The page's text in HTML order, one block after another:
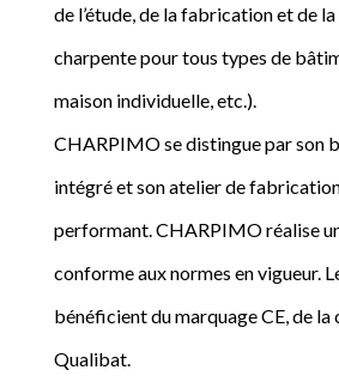
de l’étude, de la fabrication et de
charpente pour tous types de
maison individuelle, etc.).
CHARPIMO se distingue par son
intégré et son atelier de
performant. CHARPIMO réalise
conforme aux normes en vigueur.
bénéficient du marquage CE, de
Qualibat.